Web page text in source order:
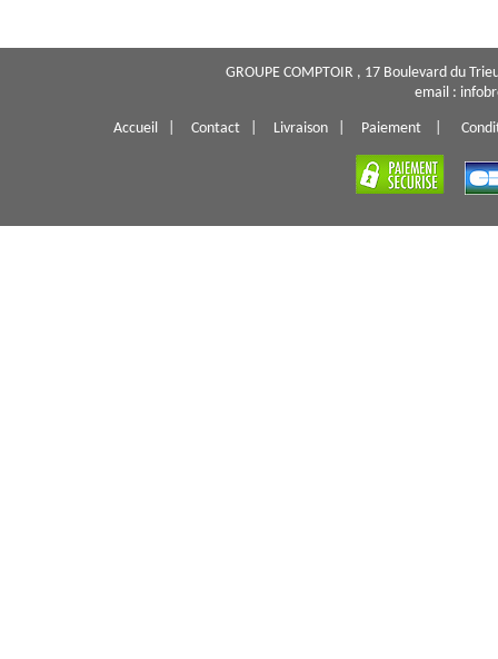
GROUPE COMPTOIR , 17 Boulevard du
email :
Accueil Contact Livraison Paiement